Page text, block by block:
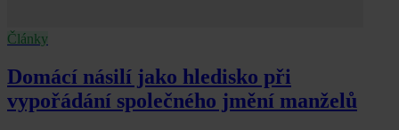
Články
Domácí násilí jako hledisko při
vypořádání společného jmění manželů